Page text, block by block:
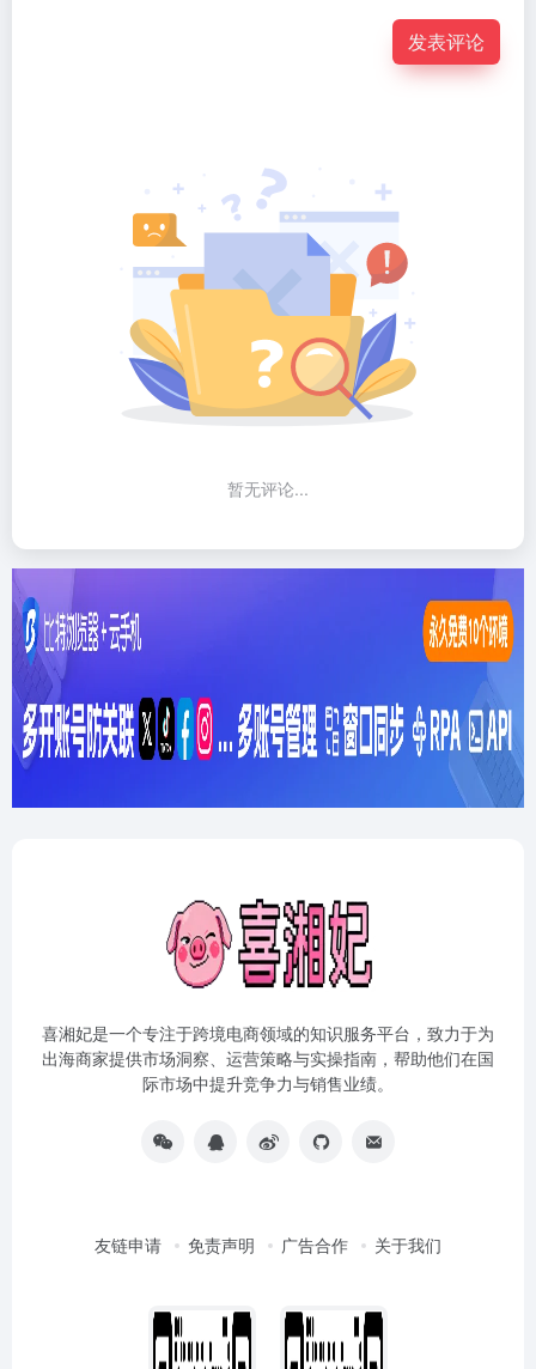
发表评论
暂无评论...
喜湘妃是一个专注于跨境电商领域的知识服务平台，致力于为
出海商家提供市场洞察、运营策略与实操指南，帮助他们在国
际市场中提升竞争力与销售业绩。
友链申请 免责声明 广告合作 关于我们